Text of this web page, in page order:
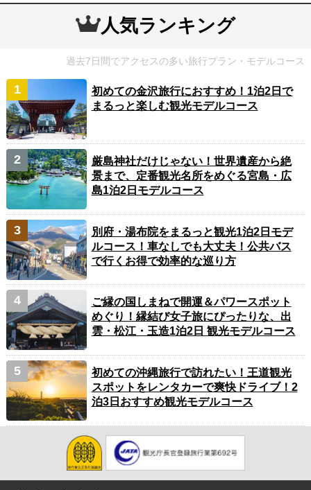
人気ランキング
過去7日間でアクセスの多い旅行プラン・モデルコース
初めての金沢旅行におすすめ！1泊2日で
まるっと楽しむ観光モデルコース
厳島神社だけじゃない！世界遺産から絶
景まで、定番観光名所をめぐる宮島・広
島1泊2日モデルコース
別府・湯布院をまるっと観光1泊2日モデ
ルコース！車なしでも大丈夫！公共バス
で行くお得で効率的な巡り方
ご縁の国しまねで開運＆パワースポット
めぐり！縁結び女子旅にぴったりな、出
雲・松江・玉造1泊2日 観光モデルコース
初めての沖縄旅行で訪れたい！王道観光
スポットをレンタカーで爽快ドライブ！2
泊3日おすすめ観光モデルコース